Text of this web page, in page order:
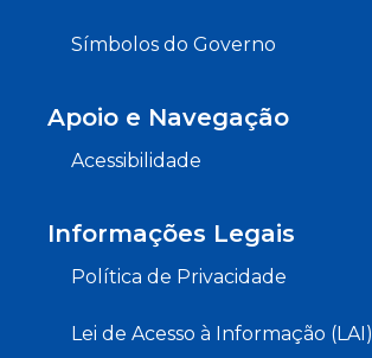
Símbolos do Governo
Apoio e Navegação
Acessibilidade
Informações Legais
Política de Privacidade
Lei de Acesso à Informação (LAI)